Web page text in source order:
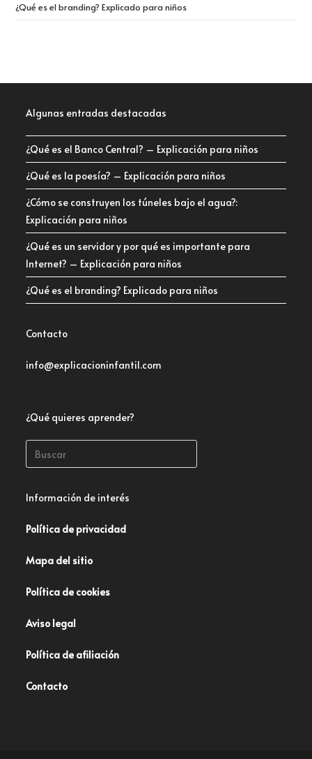
¿Qué es el branding? Explicado para niños
Algunas entradas destacadas
¿Qué es el Banco Central? – Explicación para niños
¿Qué es la poesía? – Explicación para niños
¿Cómo se construyen los túneles bajo el agua?:
Explicación para niños
¿Qué es un servidor y por qué es importante para
Internet? – Explicación para niños
¿Qué es el branding? Explicado para niños
Contacto
info@explicacioninfantil.com
¿Qué quieres aprender?
Información de interés
Política de privacidad
Mapa del sitio
Política de cookies
Aviso legal
Política de afiliación
Contacto